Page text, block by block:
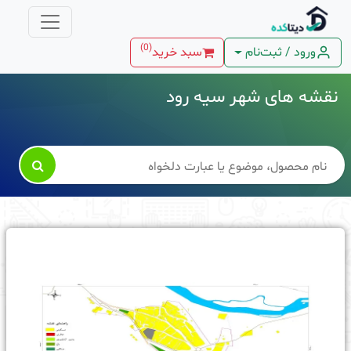
ورود / ثبت‌نام سبد خرید(
0
)
نقشه های شهر سیه رود
